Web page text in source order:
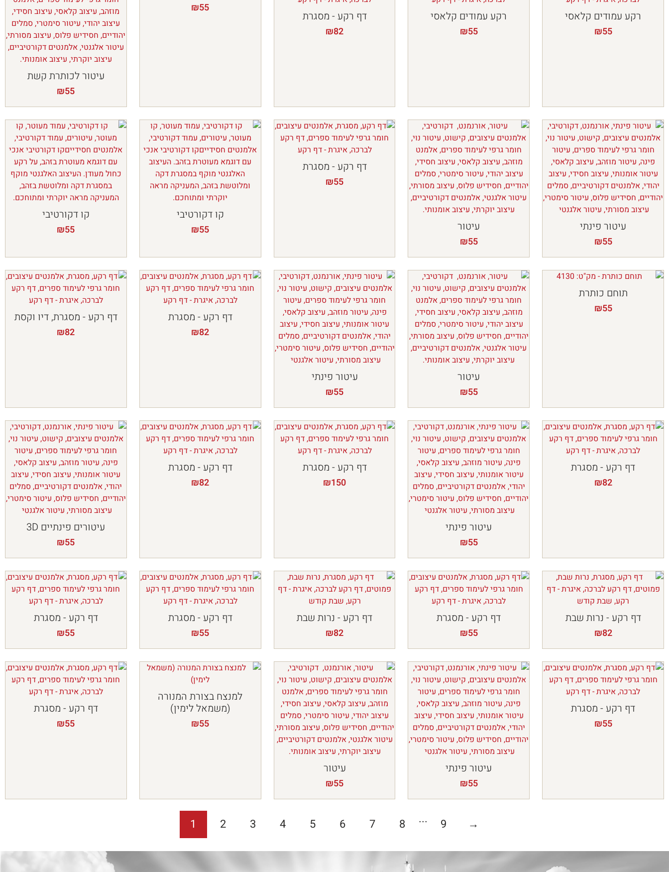
רקע עמודים קלאסי
₪55
רקע עמודים קלאסי
₪55
דף רקע - מסגרת
₪82
₪55
עיטור לכותרת קשת
₪55
עיטור פינתי
₪55
עיטור
₪55
דף רקע - מסגרת
₪55
קו דקורטיבי
₪55
קו דקורטיבי
₪55
תוחם כותרת
₪55
עיטור
₪55
עיטור פינתי
₪55
דף רקע - מסגרת
₪82
דף רקע - מסגרת, דיו וקסת
₪82
דף רקע - מסגרת
₪82
עיטור פינתי
₪55
דף רקע - מסגרת
₪150
דף רקע - מסגרת
₪82
עיטורים פינתיים 3D
₪55
דף רקע - נרות שבת
₪82
דף רקע - מסגרת
₪55
דף רקע - נרות שבת
₪82
דף רקע - מסגרת
₪55
דף רקע - מסגרת
₪55
דף רקע - מסגרת
₪55
עיטור פינתי
₪55
עיטור
₪55
למנצח בצורת המנורה
(משמאל לימין)
₪55
דף רקע - מסגרת
₪55
1 2 3 4 5 6 7 8 ... 9 →